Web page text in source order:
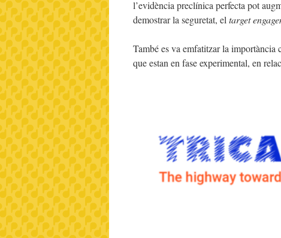
l’evidència preclínica perfecta pot
demostrar la seguretat, el target
També es va emfatitzar la
que estan en fase experimental, en